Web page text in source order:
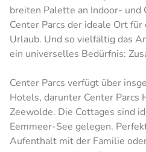
breiten Palette an Indoor-
Center Parcs der ideale Ort
Urlaub. Und so vielfältig das
ein universelles Bedürfnis:
Center Parcs verfügt über
Hotels, darunter Center Parcs
Zeewolde. Die Cottages sind
Eemmeer-See gelegen.
Aufenthalt mit der Familie